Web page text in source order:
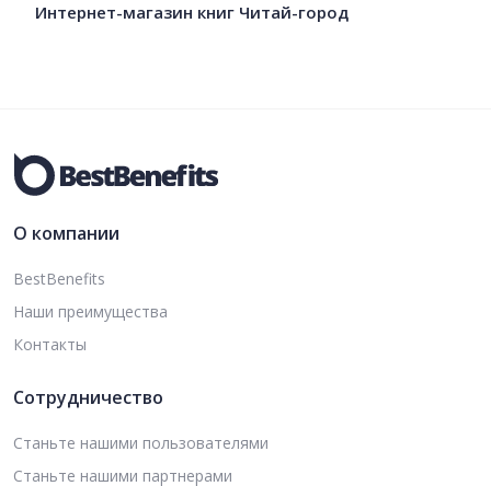
Интернет-магазин книг Читай-город
О компании
BestBenefits
Наши преимущества
Контакты
Сотрудничество
Станьте нашими пользователями
Станьте нашими партнерами